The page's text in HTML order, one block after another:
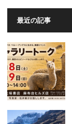
最近の記事